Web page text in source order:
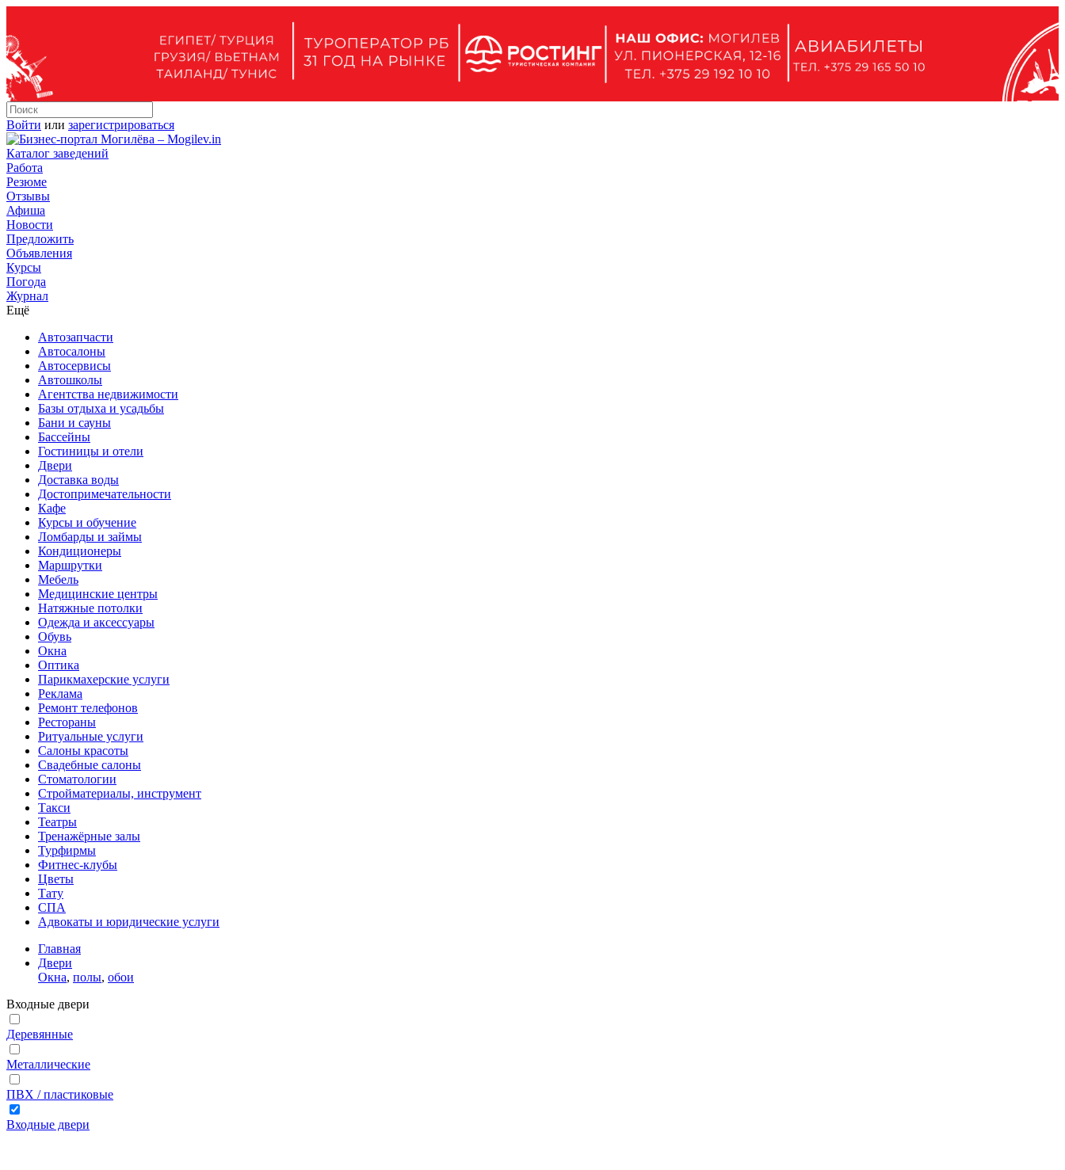
Войти или зарегистрироваться
Каталог заведений
Работа
Резюме
Отзывы
Афиша
Новости
Предложить
Объявления
Курсы
Погода
Журнал
Ещё
Автозапчасти
Автосалоны
Автосервисы
Автошколы
Агентства недвижимости
Базы отдыха и усадьбы
Бани и сауны
Бассейны
Гостиницы и отели
Двери
Доставка воды
Достопримечательности
Кафе
Курсы и обучение
Ломбарды и займы
Кондиционеры
Маршрутки
Мебель
Медицинские центры
Натяжные потолки
Одежда и аксессуары
Обувь
Окна
Оптика
Парикмахерские услуги
Реклама
Ремонт телефонов
Рестораны
Ритуальные услуги
Салоны красоты
Свадебные салоны
Стоматологии
Стройматериалы, инструмент
Такси
Театры
Тренажёрные залы
Турфирмы
Фитнес-клубы
Цветы
Тату
СПА
Адвокаты и юридические услуги
Главная
Двери
Окна, полы, обои
Входные двери
Деревянные
Металлические
ПВХ / пластиковые
Входные двери